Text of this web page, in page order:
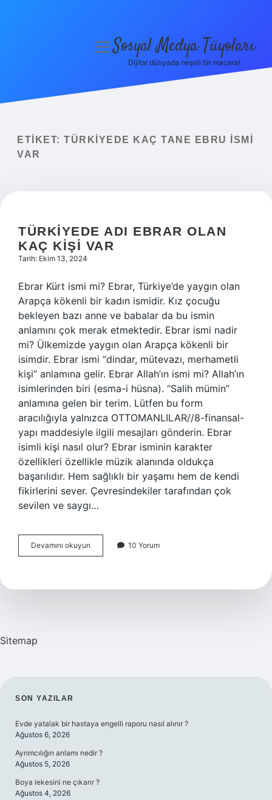
Yasal Uyarı
menüyüSosyal Medya Tüyoları
Dijital dünyada neşeli bir macera!
ETIKET: TÜRKIYEDE KAÇ TANE EBRU ISMI
VAR
TÜRKIYEDE ADI EBRAR OLAN
KAÇ KIŞI VAR
Tarih: Ekim 13, 2024
Ebrar Kürt ismi mi? Ebrar, Türkiye’de yaygın olan
Arapça kökenli bir kadın ismidir. Kız çocuğu
bekleyen bazı anne ve babalar da bu ismin
anlamını çok merak etmektedir. Ebrar ismi nadir
mi? Ülkemizde yaygın olan Arapça kökenli bir
isimdir. Ebrar ismi “dindar, mütevazı, merhametli
kişi” anlamına gelir. Ebrar Allah’ın ismi mi? Allah’ın
isimlerinden biri (esma-i hüsna). “Salih mümin”
anlamına gelen bir terim. Lütfen bu form
aracılığıyla yalnızca OTTOMANLILAR//8-finansal-
yapı maddesiyle ilgili mesajları gönderin. Ebrar
isimli kişi nasıl olur? Ebrar isminin karakter
özellikleri özellikle müzik alanında oldukça
başarılıdır. Hem sağlıklı bir yaşamı hem de kendi
fikirlerini sever. Çevresindekiler tarafından çok
sevilen ve saygı…
Devamını okuyun Türkiyede
Adı
Kaç
10 Yorum
Sitemap
SIDEBAR
SON YAZILAR
Evde yatalak bir hastaya engelli raporu nasıl alınır ?
Ağustos 6, 2026
Ayrımcılığın anlamı nedir ?
Ağustos 5, 2026
Boya lekesini ne çıkarır ?
Ağustos 4, 2026